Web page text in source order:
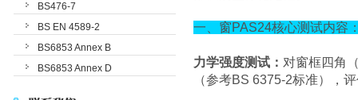
BS476-7
BS EN 4589-2
BS6853 Annex B
BS6853 Annex D
一、窗PAS24核心测试内容
力学强度测试： 对窗框四角
（参考BS 6375-2标准），